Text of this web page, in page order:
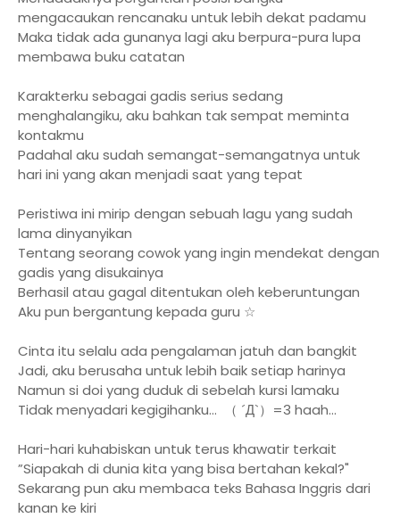
mengacaukan rencanaku untuk lebih dekat padamu
Maka tidak ada gunanya lagi aku berpura-pura lupa
membawa buku catatan
Karakterku sebagai gadis serius sedang
menghalangiku, aku bahkan tak sempat meminta
kontakmu
Padahal aku sudah semangat-semangatnya untuk
hari ini yang akan menjadi saat yang tepat
Peristiwa ini mirip dengan sebuah lagu yang sudah
lama dinyanyikan
Tentang seorang cowok yang ingin mendekat dengan
gadis yang disukainya
Berhasil atau gagal ditentukan oleh keberuntungan
Aku pun bergantung kepada guru ☆
Cinta itu selalu ada pengalaman jatuh dan bangkit
Jadi, aku berusaha untuk lebih baik setiap harinya
Namun si doi yang duduk di sebelah kursi lamaku
Tidak menyadari kegigihanku... （ ´Д`）=3 haah...
Hari-hari kuhabiskan untuk terus khawatir terkait
”Siapakah di dunia kita yang bisa bertahan kekal?"
Sekarang pun aku membaca teks Bahasa Inggris dari
kanan ke kiri